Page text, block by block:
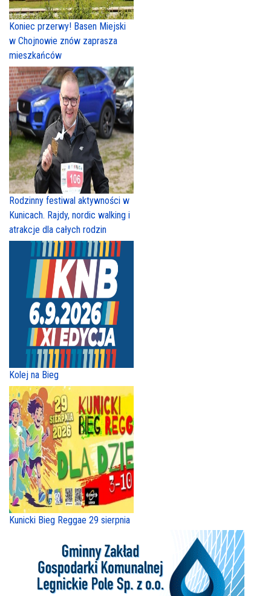
Koniec przerwy! Basen Miejski
w Chojnowie znów zaprasza
mieszkańców
Rodzinny festiwal aktywności w
Kunicach. Rajdy, nordic walking i
atrakcje dla całych rodzin
Kolej na Bieg
Kunicki Bieg Reggae 29 sierpnia